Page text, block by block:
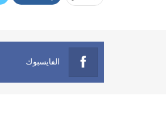
الفايسبوك